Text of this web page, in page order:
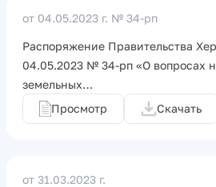
от 04.05.2023 г. № 34-рп
Распоряжение Правительства
04.05.2023 № 34-рп «О вопросах
земельных…
Просмотр
Скачать
от 31.03.2023 г.